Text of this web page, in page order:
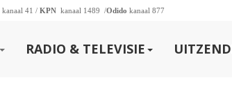
kanaal 41 / KPN kanaal 1489 /Odido kanaal 877
RADIO & TELEVISIE